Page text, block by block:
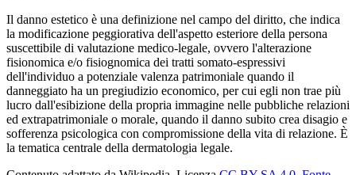
Il danno estetico è una definizione nel campo del diritto, che indica
la modificazione peggiorativa dell'aspetto esteriore della persona
suscettibile di valutazione medico-legale, ovvero l'alterazione
fisionomica e/o fisiognomica dei tratti somato-espressivi
dell'individuo a potenziale valenza patrimoniale quando il
danneggiato ha un pregiudizio economico, per cui egli non trae più
lucro dall'esibizione della propria immagine nelle pubbliche relazioni
ed extrapatrimoniale o morale, quando il danno subito crea disagio e
sofferenza psicologica con compromissione della vita di relazione. È
la tematica centrale della dermatologia legale.